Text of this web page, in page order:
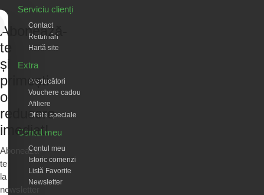
Serviciu clienți
Contact
Returnări
Hartă site
Extra
Producători
Vouchere cadou
Afiliere
Oferte speciale
Contul meu
Contul meu
Istoric comenzi
Listă Favorite
Newsletter
Abonează-
te
și
primești
o
reducere
imediat!
Abonează-
te
la
newsletter